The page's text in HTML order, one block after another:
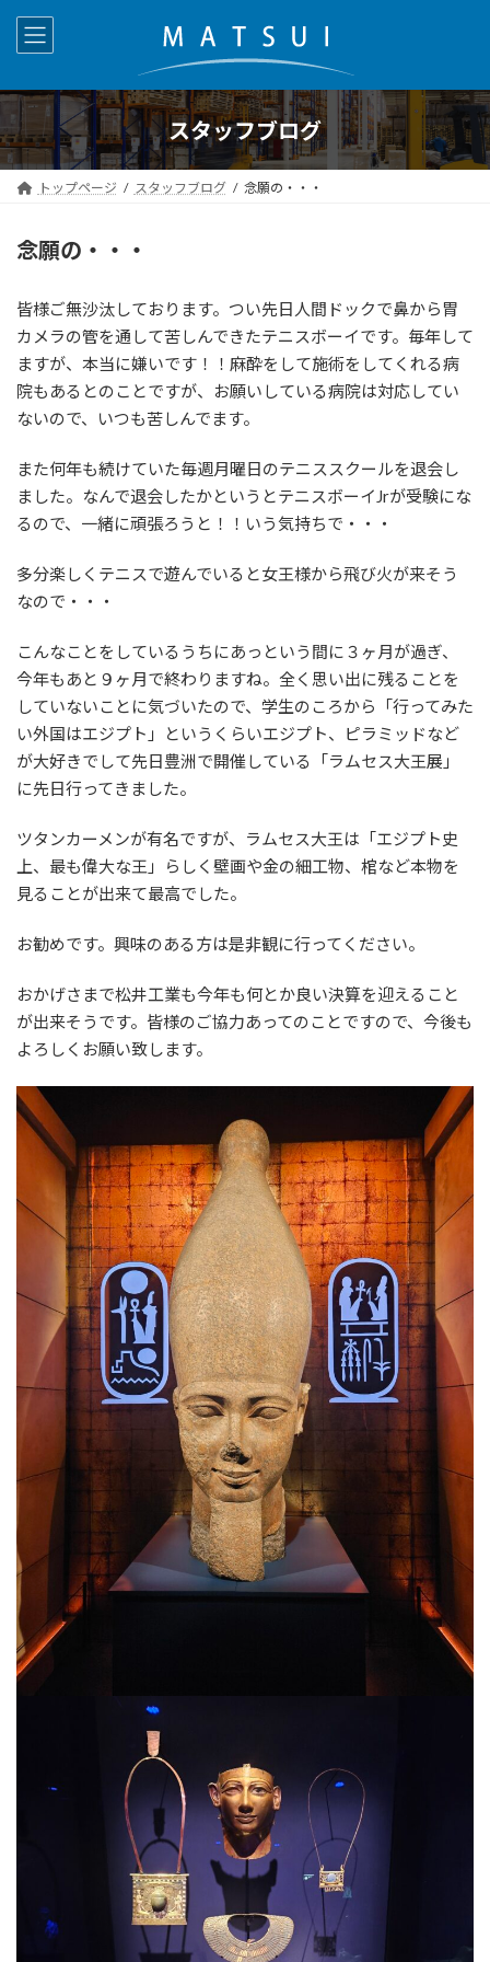
ツ
へ
ス
キ
シ
ョ
ン
に
スタッフブログ
トップページ スタッフブログ 念願の・・・
念願の・・・
皆様ご無沙汰しております。つい先日人間ドックで鼻から胃
カメラの管を通して苦しんできたテニスボーイです。毎年して
ますが、本当に嫌いです！！麻酔をして施術をしてくれる病
院もあるとのことですが、お願いしている病院は対応してい
ないので、いつも苦しんでます。
また何年も続けていた毎週月曜日のテニススクールを退会し
ました。なんで退会したかというとテニスボーイJrが受験にな
るので、一緒に頑張ろうと！！いう気持ちで・・・
多分楽しくテニスで遊んでいると女王様から飛び火が来そう
なので・・・
こんなことをしているうちにあっという間に３ヶ月が過ぎ、
今年もあと９ヶ月で終わりますね。全く思い出に残ることを
していないことに気づいたので、学生のころから「行ってみた
い外国はエジプト」というくらいエジプト、ピラミッドなど
が大好きでして先日豊洲で開催している「ラムセス大王展」
に先日行ってきました。
ツタンカーメンが有名ですが、ラムセス大王は「エジプト史
上、最も偉大な王」らしく壁画や金の細工物、棺など本物を
見ることが出来て最高でした。
お勧めです。興味のある方は是非観に行ってください。
おかげさまで松井工業も今年も何とか良い決算を迎えること
が出来そうです。皆様のご協力あってのことですので、今後も
よろしくお願い致します。